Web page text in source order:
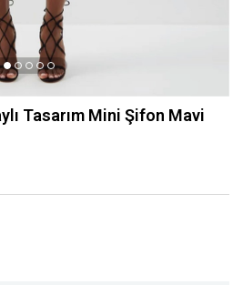
Tasarım Mini Şifon Mavi